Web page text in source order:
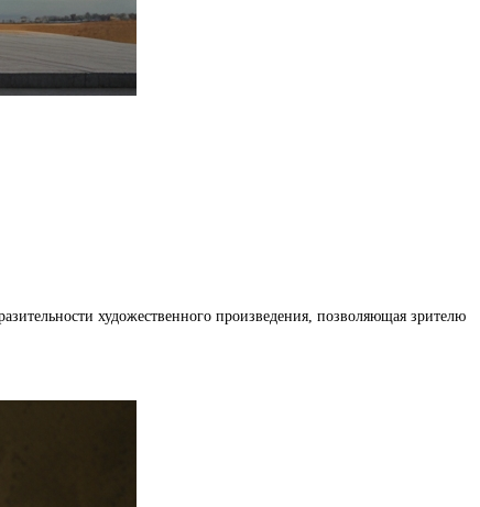
художественного произведения, позволяющая зрителю